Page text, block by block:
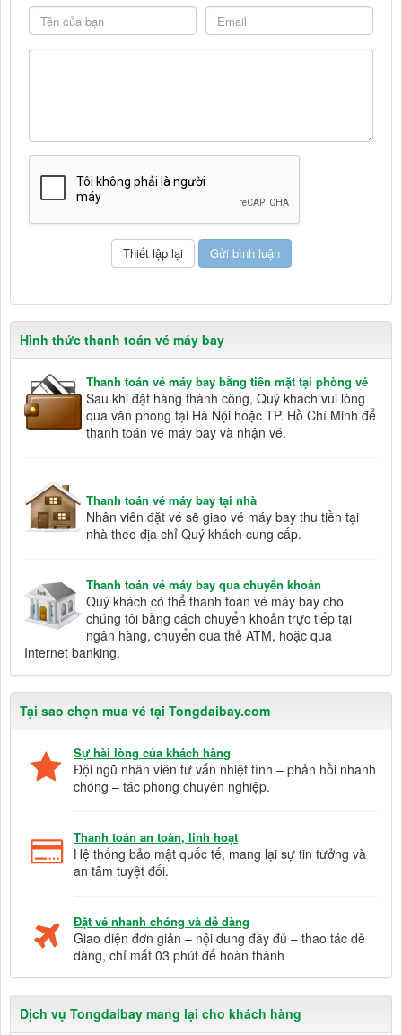
Hình thức thanh toán vé máy bay
Thanh toán vé máy bay bằng tiền mặt tại phòng vé
Sau khi đặt hàng thành công, Quý khách vui lòng
qua văn phòng tại Hà Nội hoặc TP. Hồ Chí Minh để
thanh toán vé máy bay và nhận vé.
Thanh toán vé máy bay tại nhà
Nhân viên đặt vé sẽ giao vé máy bay thu tiền tại
nhà theo địa chỉ Quý khách cung cấp.
Thanh toán vé máy bay qua chuyển khoản
Quý khách có thể thanh toán vé máy bay cho
chúng tôi bằng cách chuyển khoản trực tiếp tại
ngân hàng, chuyển qua thẻ ATM, hoặc qua
Internet banking.
Tại sao chọn mua vé tại Tongdaibay.com
Sự hài lòng của khách hàng
Đội ngũ nhân viên tư vấn nhiệt tình – phản hồi nhanh
chóng – tác phong chuyên nghiệp.
Thanh toán an toàn, linh hoạt
Hệ thống bảo mật quốc tế, mang lại sự tin tưởng và
an tâm tuyệt đối.
Đặt vé nhanh chóng và dễ dàng
Giao diện đơn giản – nội dung đầy đủ – thao tác dễ
dàng, chỉ mất 03 phút để hoàn thành
Dịch vụ Tongdaibay mang lại cho khách hàng